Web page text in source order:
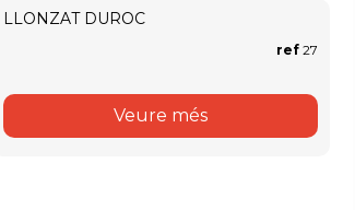
LLONZAT DUROC
ref 27
Veure més